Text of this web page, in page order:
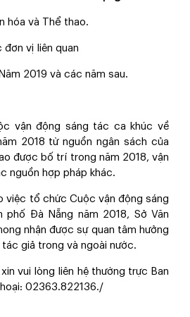
hóa và Thể thao.
đơn vị liên quan
2019 và các năm sau.
vận động sáng tác ca khúc về
2018 từ nguồn ngân sách của
được bố trí trong năm 2018, vận
nguồn hợp pháp khác.
việc tổ chức Cuộc vận động sáng
phố Đà Nẵng năm 2018, Sở Văn
nhận được sự quan tâm hưởng
giả trong và ngoài nước.
vui lòng liên hệ thường trực Ban
02363.822136./